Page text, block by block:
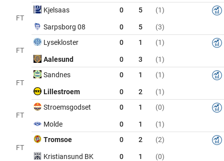
FT
Kjelsaas 0 5 (1)
Sarpsborg 08 0 5 (3)
FT
Lysekloster 0 1 (1)
Aalesund 0 3 (1)
FT
Sandnes 0 1 (1)
Lillestroem 0 2 (1)
FT
Stroemsgodset 0 1 (0)
Molde 0 1 (1)
FT
Tromsoe 0 2 (2)
Kristiansund BK 0 1
(0)